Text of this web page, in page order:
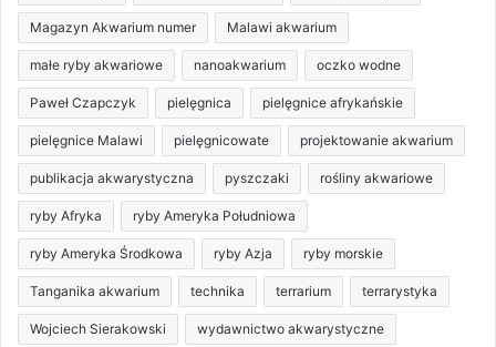
Magazyn Akwarium numer Malawi akwarium
małe ryby akwariowe nanoakwarium oczko wodne
Paweł Czapczyk pielęgnica pielęgnice afrykańskie
pielęgnice Malawi pielęgnicowate projektowanie akwarium
publikacja akwarystyczna pyszczaki rośliny akwariowe
ryby Afryka ryby Ameryka Południowa
ryby Ameryka Środkowa ryby Azja ryby morskie
Tanganika akwarium technika terrarium terrarystyka
Wojciech Sierakowski wydawnictwo akwarystyczne